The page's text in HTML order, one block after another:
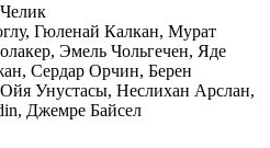
Гюленай Калкан, Мурат
Эмель Чольгечен, Яде
Сердар Орчин, Берен
Унустасы, Неслихан Арслан,
Джемре Байсел